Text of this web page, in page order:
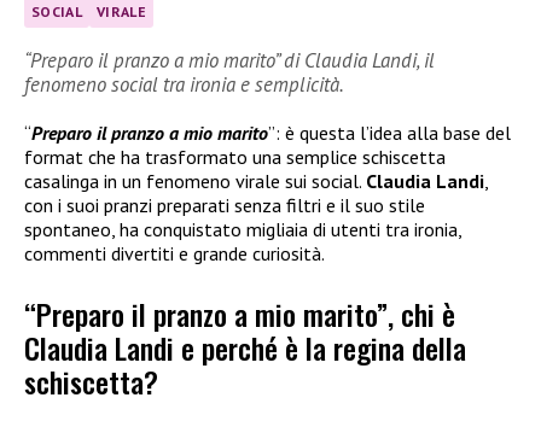
SOCIAL VIRALE
“Preparo il pranzo a mio marito” di Claudia Landi, il
fenomeno social tra ironia e semplicità.
“Preparo il pranzo a mio marito”: è questa l’idea alla base del
format che ha trasformato una semplice schiscetta
casalinga in un fenomeno virale sui social. Claudia Landi
con i suoi pranzi preparati senza filtri e il suo stile
spontaneo, ha conquistato migliaia di utenti tra ironia,
commenti divertiti e grande curiosità.
“Preparo il pranzo a mio marito”, chi è
Claudia Landi e perché è la regina della
schiscetta?